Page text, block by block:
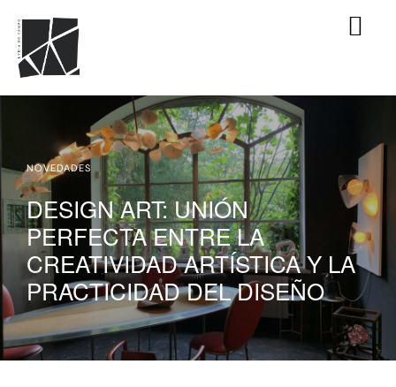
NOVEDADES
DESIGN ART: UNIÓN
PERFECTA ENTRE LA
CREATIVIDAD ARTÍSTICA Y LA
PRACTICIDAD DEL DISEÑO